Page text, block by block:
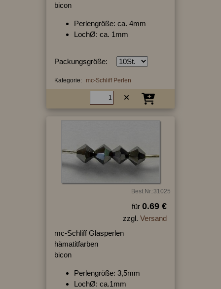
bicon
Perlengröße: ca. 4mm
LochØ: ca. 1mm
Packungsgröße:
Kategorie: mc-Schliff Perlen
Best.Nr.:31025
für 0.69 €
zzgl. Versand
mc-Schliff Glasperlen
hämatitfarben
bicon
Perlengröße: 3,5mm
LochØ: ca.1mm